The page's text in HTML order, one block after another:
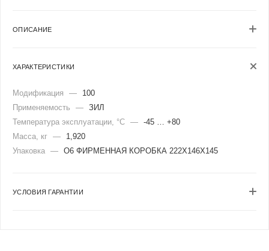
ОПИСАНИЕ
ХАРАКТЕРИСТИКИ
Модификация —
100
Применяемость
— ЗИЛ
Температура эксплуатации, °C — -45 … +80
Масса, кг —
1,920
Упаковка — О6 ФИРМЕННАЯ КОРОБКА 222Х146Х145
УСЛОВИЯ ГАРАНТИИ